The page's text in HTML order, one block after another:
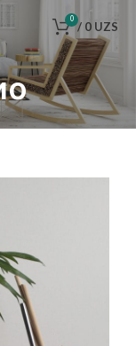
0 / 0 UZS